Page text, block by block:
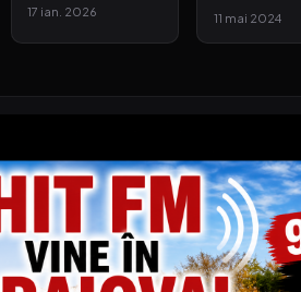
17 ian. 2026 11 mai 2024